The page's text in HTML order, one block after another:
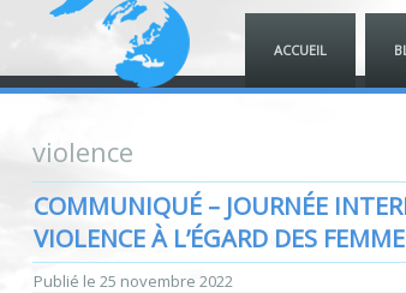
ACCUEIL
violence
COMMUNIQUÉ – JOURNÉE
VIOLENCE À L’ÉGARD DES
Publié le 25 novembre 2022